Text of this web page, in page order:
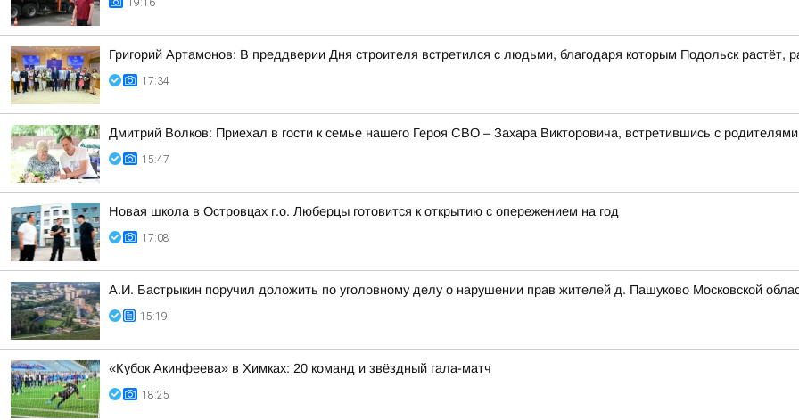
19:16
Григорий Артамонов: В преддверии Дня строителя встретился с людьми, благодаря которым Подольск растёт,
17:34
Дмитрий Волков: Приехал в гости к семье нашего Героя СВО – Захара Викторовича, встретившись с
15:47
Новая школа в Островцах г.о. Люберцы готовится к открытию с опережением на год
17:08
А.И. Бастрыкин поручил доложить по уголовному делу о нарушении прав жителей д. Пашуково Московской
15:19
«Кубок Акинфеева» в Химках: 20 команд и звёздный гала-матч
18:25